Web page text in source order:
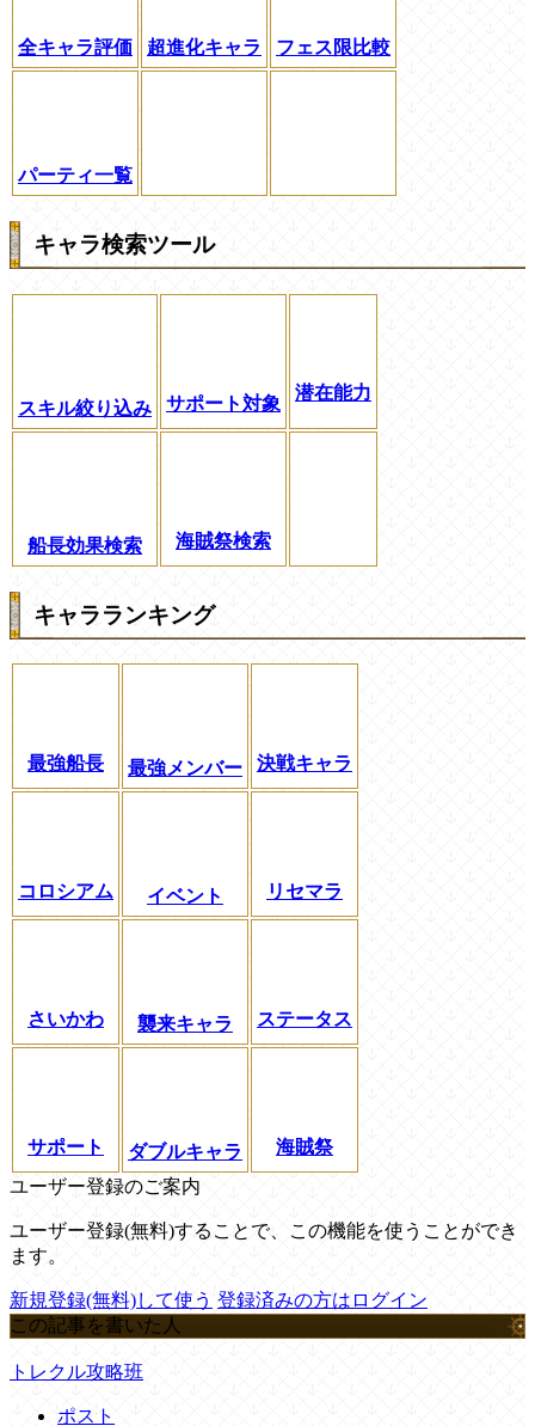
全キャラ評価 超進化キャラ フェス限比較
パーティ一覧
キャラ検索ツール
スキル絞り込み サポート対象
潜在能力
船長効果検索 海賊祭検索
キャラランキング
最強船長 最強メンバー 決戦キャラ
コロシアム イベント リセマラ
さいかわ 襲来キャラ ステータス
サポート ダブルキャラ
海賊祭
ユーザー登録のご案内
ユーザー登録(無料)することで、この機能を使うことができ
ます。
新規登録(無料)して使う 登録済みの方はログイン
この記事を書いた人
トレクル攻略班
ポスト